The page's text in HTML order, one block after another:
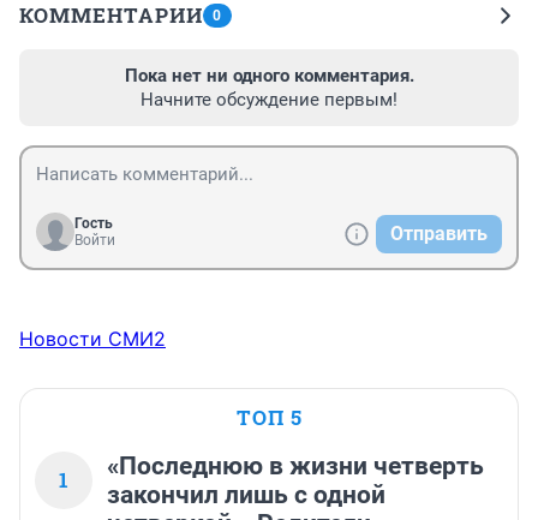
КОММЕНТАРИИ 0
Пока нет ни одного комментария.
Начните обсуждение первым!
Гость
Войти
Отправить
Новости СМИ2
ТОП 5
1
«Последнюю в жизни четверть
закончил лишь с одной